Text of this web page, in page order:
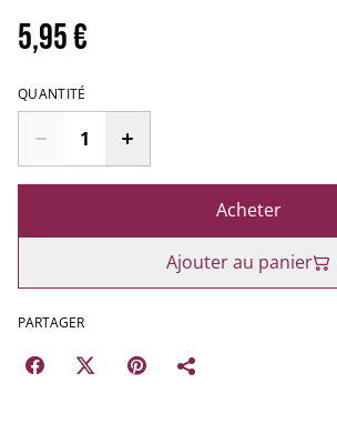
5,95 €
QUANTITÉ
Acheter
Ajouter au panier
PARTAGER